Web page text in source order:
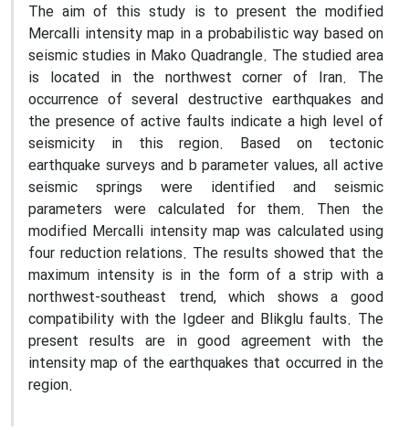
The aim of this study is to present the modified
Mercalli intensity map in a probabilistic way based on
seismic studies in Mako Quadrangle. The studied area
is located in the northwest corner of Iran. The
occurrence of several destructive earthquakes and
the presence of active faults indicate a high level of
seismicity in this region. Based on tectonic
earthquake surveys and b parameter values, all active
seismic springs were identified and seismic
parameters were calculated for them. Then the
modified Mercalli intensity map was calculated using
four reduction relations. The results showed that the
maximum intensity is in the form of a strip with a
northwest-southeast trend, which shows a good
compatibility with the Igdeer and Blikglu faults. The
present results are in good agreement with the
intensity map of the earthquakes that occurred in the
region.